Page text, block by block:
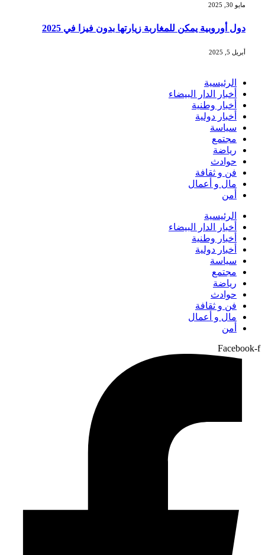
مايو 30, 2025
دول أوروبية يمكن للمغاربة زيارتها بدون فيزا في 2025
أبريل 5, 2025
الرئيسية
أخبار الدار البيضاء
أخبار وطنية
أخبار دولية
سياسة
مجتمع
رياضة
حوادث
فن و ثقافة
مال و أعمال
أمن
الرئيسية
أخبار الدار البيضاء
أخبار وطنية
أخبار دولية
سياسة
مجتمع
رياضة
حوادث
فن و ثقافة
مال و أعمال
أمن
Facebook-f